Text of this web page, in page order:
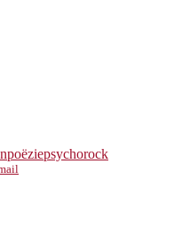
poëziepsychorock